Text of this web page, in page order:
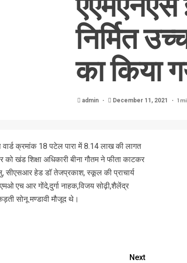
निर्मित
का किया
admin December 11, 2021 1
वार्ड क्रमांक 18 पटेल पारा में 8.14 लाख की लागत
खंड शिक्षा अधिकारी बीना गौतम ने फीता काटकर
सीएसआर हेड डॉ तेजप्रकाश, स्कूल की प्राचार्य
एच आर गोंदे,दुर्गा नाहक,विजय सोढ़ी,शैलेंद्र
सोनू मण्डावी मौजूद थे।
Next